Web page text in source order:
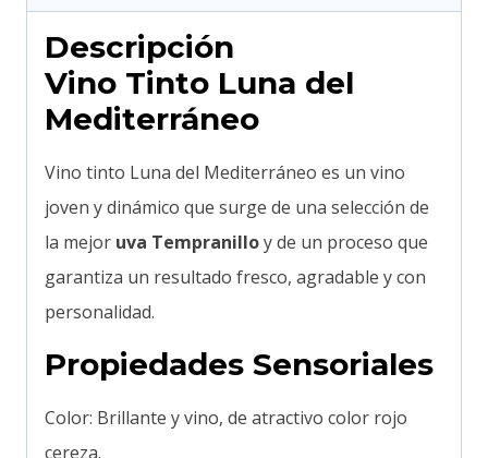
Descripción
Vino Tinto Luna del
Mediterráneo
Vino tinto Luna del Mediterráneo es un vino
joven y dinámico que surge de una selección de
la mejor uva Tempranilloy de un proceso que
garantiza un resultado fresco, agradable y con
personalidad.
Propiedades Sensoriales
Color: Brillante y vino, de atractivo color rojo
cereza.